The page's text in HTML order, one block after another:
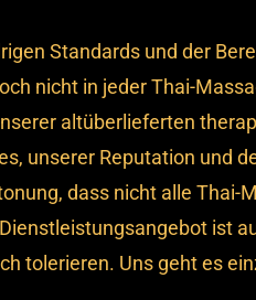
Standards und der
nicht in jeder Thai-
altüberlieferten
unserer Reputation und
dass nicht alle
ist
tolerieren. Uns geht es